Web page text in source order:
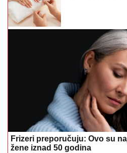
Frizeri preporučuju: Ovo su
žene iznad 50 godina